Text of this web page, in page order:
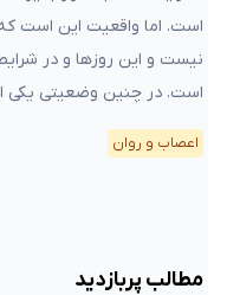
است. اما واقعیت این است
نیست و این روزها و در
است. در چنین وضعیتی یکی
اعصاب و روان
مطالب پربازدید